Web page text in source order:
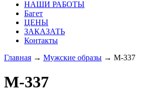
НАШИ РАБОТЫ
Багет
ЦЕНЫ
ЗАКАЗАТЬ
Контакты
Главная → Мужские образы → M-337
M-337